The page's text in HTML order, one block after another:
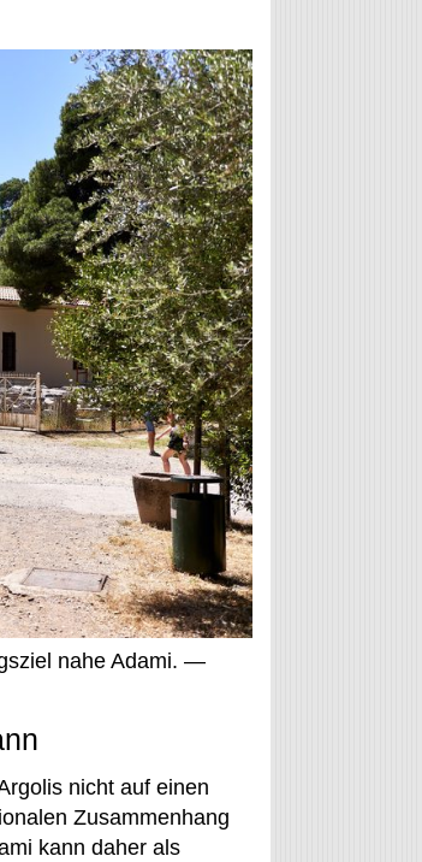
nahe Adami. —
nicht auf einen
Zusammenhang
kann daher als